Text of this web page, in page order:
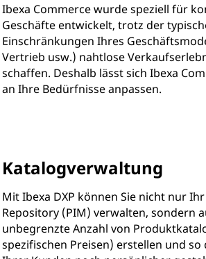
Ibexa Commerce wurde speziell für
Geschäfte entwickelt, trotz der
Einschränkungen Ihres
Vertrieb usw.) nahtlose
schaffen. Deshalb lässt sich Ibexa
an Ihre Bedürfnisse anpassen.
Katalogverwaltung
Mit Ibexa DXP können Sie nicht nur
Repository (PIM) verwalten, sondern
unbegrenzte Anzahl von
spezifischen Preisen) erstellen und so